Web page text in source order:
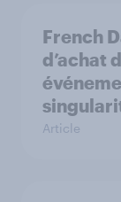
French
d’achat
Article